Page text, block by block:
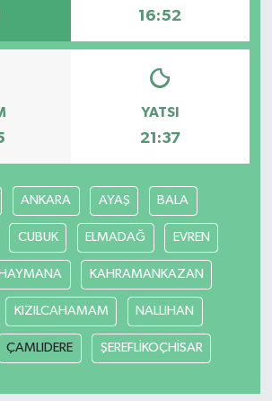
16:52
YATSI
21:37
ANKARA AYAŞ BALA
CUBUK ELMADAĞ EVREN
HAYMANA KAHRAMANKAZAN
KIZILCAHAMAM NALLIHAN
ÇAMLIDERE ŞEREFLİKOÇHİSAR